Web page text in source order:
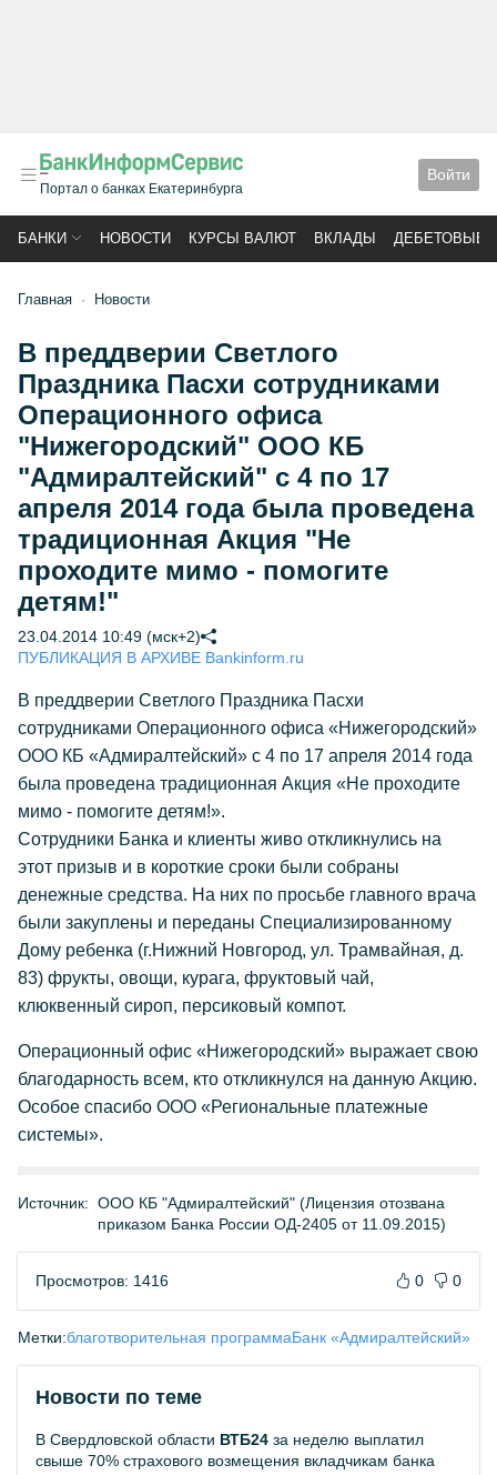
Портал о банках Екатеринбурга
Войти
БАНКИ НОВОСТИ КУРСЫ ВАЛЮТ ВКЛАДЫ ДЕБЕТОВЫЕ
Главная Новости
В преддверии Светлого
Праздника Пасхи сотрудниками
Операционного офиса
"Нижегородский" ООО КБ
"Адмиралтейский" с 4 по 17
апреля 2014 года была проведена
традиционная Акция "Не
проходите мимо - помогите
детям!"
23.04.2014 10:49 (мск+2)
ПУБЛИКАЦИЯ В АРХИВЕ Bankinform.ru
В преддверии Светлого Праздника Пасхи
сотрудниками Операционного офиса «Нижегородский»
ООО КБ «Адмиралтейский» с 4 по 17 апреля 2014 года
была проведена традиционная Акция «Не проходите
мимо - помогите детям!».
Сотрудники Банка и клиенты живо откликнулись на
этот призыв и в короткие сроки были собраны
денежные средства. На них по просьбе главного врача
были закуплены и переданы Специализированному
Дому ребенка (г.Нижний Новгород, ул. Трамвайная, д.
83) фрукты, овощи, курага, фруктовый чай,
клюквенный сироп, персиковый компот.
Операционный офис «Нижегородский» выражает свою
благодарность всем, кто откликнулся на данную Акцию.
Особое спасибо ООО «Региональные платежные
системы».
Источник: ООО КБ "Адмиралтейский" (Лицензия отозвана
приказом Банка России ОД-2405 от 11.09.2015)
Просмотров: 1416 0 0
Метки:благотворительная программаБанк «Адмиралтейский»
Новости по теме
В Свердловской области ВТБ24 за неделю выплатил
свыше 70% страхового возмещения вкладчикам банка